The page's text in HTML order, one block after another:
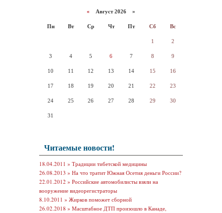
« Август 2026 »
Пн Вт Ср Чт Пт Сб Вс
1 2
3 4 5 6 7 8 9
10 11 12 13 14 15 16
17 18 19 20 21 22 23
24 25 26 27 28 29 30
31
Читаемые новости!
18.04.2011 » Традиции тибетской медицины
26.08.2013 » На что тратит Южная Осетия деньги России?
22.01.2012 » Российские автомобилисты взяли на
вооружение видеорегистраторы
8.10.2011 » Жирков поможет сборной
26.02.2018 » Масштабное ДТП произошло в Канаде,